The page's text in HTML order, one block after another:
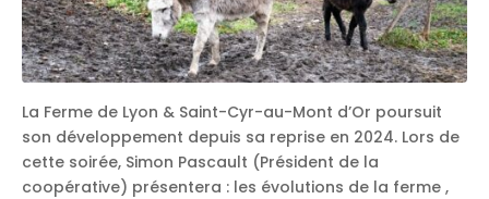
La Ferme de Lyon & Saint-Cyr-au-Mont d’Or poursuit
son développement depuis sa reprise en 2024. Lors de
cette soirée, Simon Pascault (Président de la
coopérative) présentera : les évolutions de la ferme ,